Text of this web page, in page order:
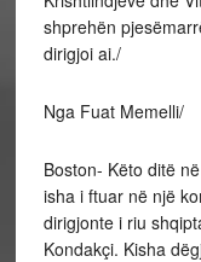
shprehën
dirigjoi ai./
Nga Fuat Memelli/
Boston- Këto ditë
isha i ftuar në një
dirigjonte i riu
Kondakçi. Kisha